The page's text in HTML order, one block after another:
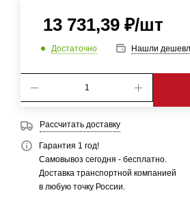
13 731,39 ₽/шт
Достаточно Нашли
Рассчитать доставку
Гарантия 1 год!
Самовывоз сегодня - бесплатно.
Доставка транспортной компанией
в любую точку России.